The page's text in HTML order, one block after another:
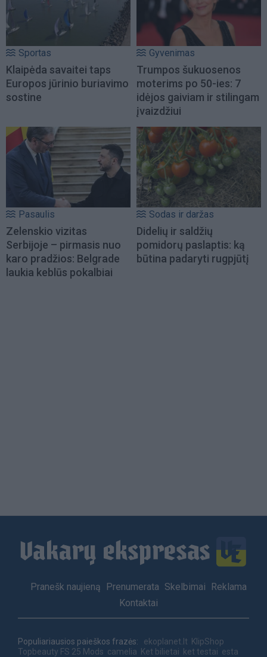
Sportas
Klaipėda savaitei taps
Europos jūrinio buriavimo
sostine
Gyvenimas
Trumpos šukuosenos
moterims po 50-ies: 7
idėjos gaiviam ir stilingam
įvaizdžiui
Pasaulis
Zelenskio vizitas
Serbijoje – pirmasis nuo
karo pradžios: Belgrade
laukia keblūs pokalbiai
Sodas ir daržas
Didelių ir saldžių
pomidorų paslaptis: ką
būtina padaryti rugpjūtį
Footer
Pranešk naujieną Prenumerata Skelbimai
Reklama
Kontaktai
Populiariausios paieškos frazės: ekoplanet.lt KlipShop
Topbeauty FS 25 Mods camelia Ket bilietai ket testai esta